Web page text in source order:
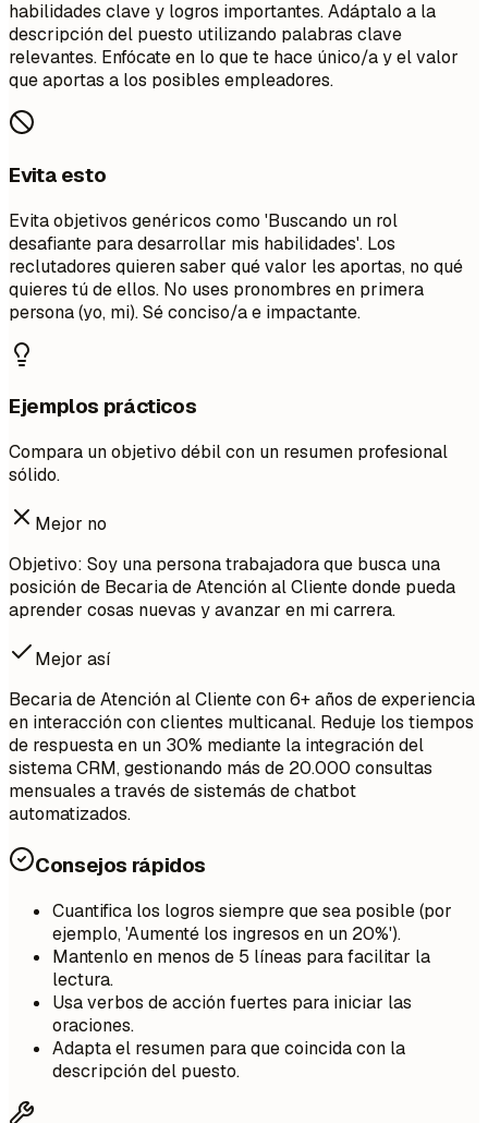
habilidades clave y logros importantes. Adáptalo a la
descripción del puesto utilizando palabras clave
relevantes. Enfócate en lo que te hace único/a y el valor
que aportas a los posibles empleadores.
Evita esto
Evita objetivos genéricos como 'Buscando un rol
desafiante para desarrollar mis habilidades'. Los
reclutadores quieren saber qué valor les aportas, no qué
quieres tú de ellos. No uses pronombres en primera
persona (yo, mi). Sé conciso/a e impactante.
Ejemplos prácticos
Compara un objetivo débil con un resumen profesional
sólido.
Mejor no
Objetivo: Soy una persona trabajadora que busca una
posición de Becaria de Atención al Cliente donde pueda
aprender cosas nuevas y avanzar en mi carrera.
Mejor así
Becaria de Atención al Cliente con 6+ años de experiencia
en interacción con clientes multicanal. Reduje los tiempos
de respuesta en un 30% mediante la integración del
sistema CRM, gestionando más de 20.000 consultas
mensuales a través de sistemás de chatbot
automatizados.
Consejos rápidos
Cuantifica los logros siempre que sea posible (por
ejemplo, 'Aumenté los ingresos en un 20%').
Mantenlo en menos de 5 líneas para facilitar la
lectura.
Usa verbos de acción fuertes para iniciar las
oraciones.
Adapta el resumen para que coincida con la
descripción del puesto.